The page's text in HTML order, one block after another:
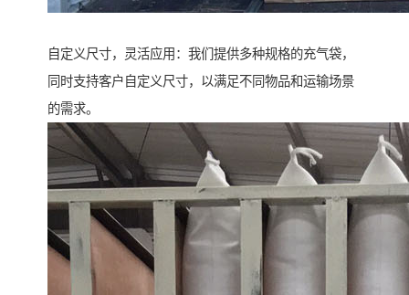
自定义尺寸，灵活应用：我们提供多种规格的充气袋，
同时支持客户自定义尺寸，以满足不同物品和运输场景
的需求。